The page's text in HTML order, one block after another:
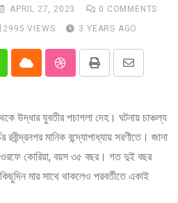
APRIL 27, 2023 0 COMMENTS
2995 VIEWS 3 YEARS AGO
Cloud StumbleUpon
Print
Share
উদ্ধার যুবতীর পচাগলা দেহ। ঘটনায় চাঞ্চল্য
মানিক বন্দ্যোপাধ্যায় সরণীতে। জানা
ওরফে কোরিয়া, বয়স ৩৫ বছর। গত দুই বছর
মার সাথে থাকলেও পরবর্তীতে একাই